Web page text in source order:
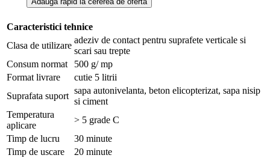
Caracteristici tehnice
Clasa de utilizare
adeziv de contact pentru suprafete verticale si
scari sau trepte
Consum normat
500 g/ mp
Format livrare
cutie 5 litrii
Suprafata suport
sapa autonivelanta, beton elicopterizat, sapa nisip
si ciment
Temperatura
aplicare
> 5 grade C
Timp de lucru
30 minute
Timp de uscare
20 minute